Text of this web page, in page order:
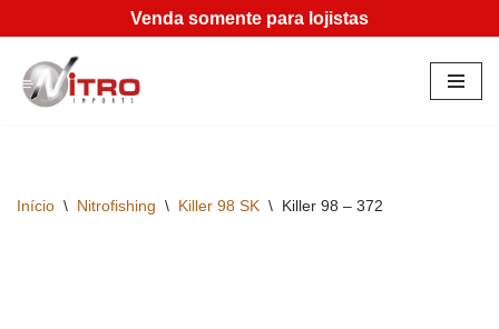
Pular
para
Venda somente para lojistas
Início \ Nitrofishing \ Killer 98 SK \ Killer 98 – 372